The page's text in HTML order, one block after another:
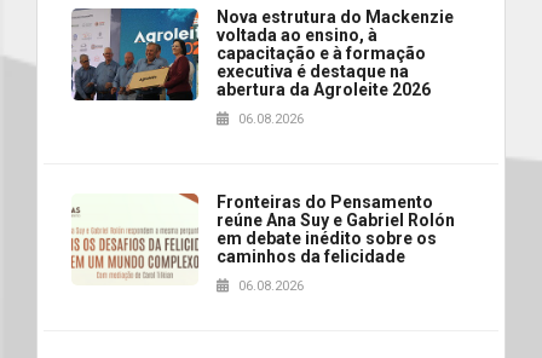
Nova estrutura do Mackenzie
voltada ao ensino, à
capacitação e à formação
executiva é destaque na
abertura da Agroleite 2026
06.08.2026
Fronteiras do Pensamento
reúne Ana Suy e Gabriel Rolón
em debate inédito sobre os
caminhos da felicidade
06.08.2026